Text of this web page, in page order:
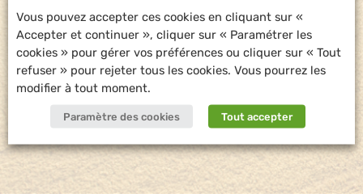
PLUS LOIN
D'INFORMATIONS
Vous pouvez accepter ces cookies en cliquant sur «
Accepter et continuer », cliquer sur « Paramétrer les
cookies » pour gérer vos préférences ou cliquer sur « Tout
refuser » pour rejeter tous les cookies. Vous pourrez les
modifier à tout moment.
Paramètre des cookies Tout accepter